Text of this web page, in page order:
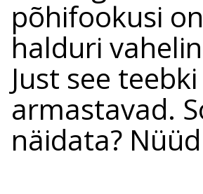
põhifookusi
halduri
Just see
armastavad.
näidata?